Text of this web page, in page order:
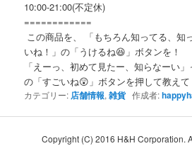
10:00-21:00(不定休)
============
この商品を、 「もちろん知ってる、知
いね！」の「うけるね😆」ボタンを！
「えーっ、初めて見たー、知らなーい
の「すごいね😲」ボタンを押して教えて
カテゴリー: 店舗情報,雑貨作成者:
Copyright (C) 2016 H&H Corporation.